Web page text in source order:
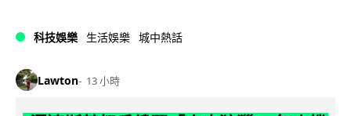
科技娛樂 生活娛樂 城中熱話
Lawton 13 小時